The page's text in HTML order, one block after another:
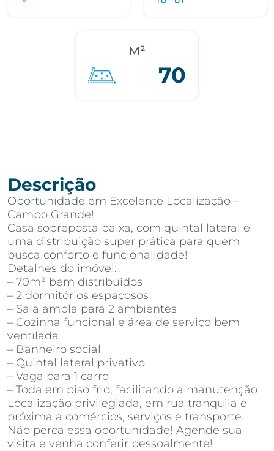
M²
70
Descrição
Oportunidade em Excelente Localização –
Campo Grande!
Casa sobreposta baixa, com quintal lateral e
uma distribuição super prática para quem
busca conforto e funcionalidade!
Detalhes do imóvel:
– 70m² bem distribuídos
– 2 dormitórios espaçosos
– Sala ampla para 2 ambientes
– Cozinha funcional e área de serviço bem
ventilada
– Banheiro social
– Quintal lateral privativo
– Vaga para 1 carro
– Toda em piso frio, facilitando a manutenção
Localização privilegiada, em rua tranquila e
próxima a comércios, serviços e transporte.
Não perca essa oportunidade! Agende sua
visita e venha conferir pessoalmente!